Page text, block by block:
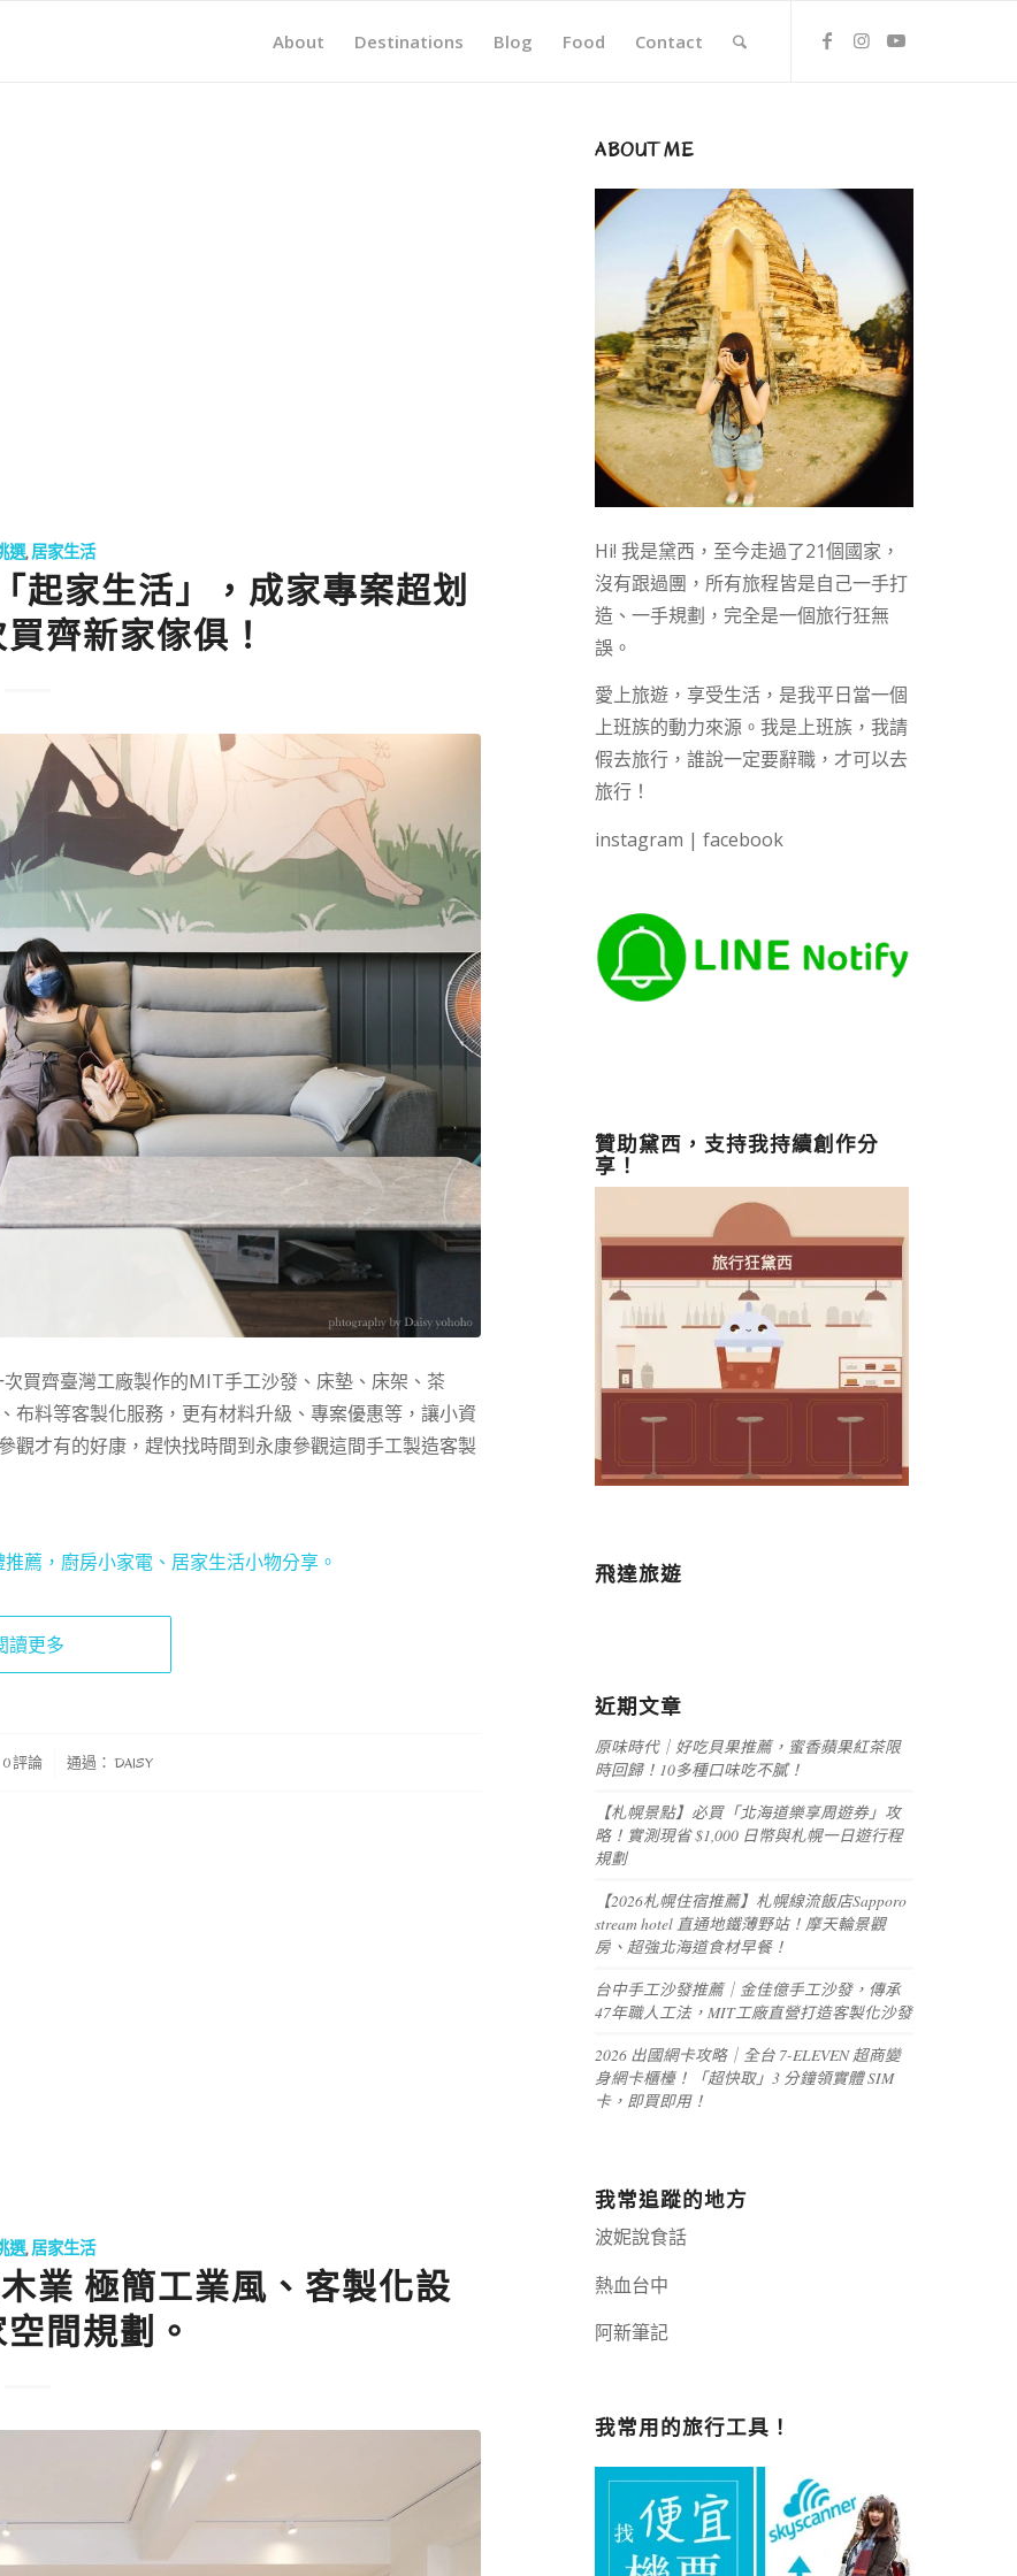
About Destinations Blog Food Contact
選,居家生活
起家生活」，成家專案超划
齊新家傢俱！
次買齊臺灣工廠製作的MIT手工沙發、床墊、床架、茶
布料等客製化服務，更有材料升級、專案優惠等，讓小資
觀才有的好康，趕快找時間到永康參觀這間手工製造客製
薦，廚房小家電、居家生活小物分享。
讀更多
0 評論 通過：DAISY
選,居家生活
業 極簡工業風、客製化設
間規劃。
ABOUT ME
Hi! 我是黛西，至今走過了21個國家，
沒有跟過團，所有旅程皆是自己一手打
造、一手規劃，完全是一個旅行狂無
誤。
愛上旅遊，享受生活，是我平日當一個
上班族的動力來源。我是上班族，我請
假去旅行，誰說一定要辭職，才可以去
旅行！
instagram | facebook
贊助黛西，支持我持續創作分
享！
飛達旅遊
近期文章
原味時代｜好吃貝果推薦，蜜香蘋果紅茶限
時回歸！10多種口味吃不膩！
【札幌景點】必買「北海道樂享周遊券」攻
略！實測現省 $1,000 日幣與札幌一日遊行程
規劃
【2026札幌住宿推薦】札幌線流飯店Sapporo
stream hotel 直通地鐵薄野站！摩天輪景觀
房、超強北海道食材早餐！
台中手工沙發推薦｜金佳億手工沙發，傳承
47年職人工法，MIT工廠直營打造客製化沙發
2026 出國網卡攻略｜全台 7-ELEVEN 超商變
身網卡櫃檯！「超快取」3 分鐘領實體 SIM
卡，即買即用！
我常追蹤的地方
波妮說食話
熱血台中
阿新筆記嘉義+1 | 嘉義加一
我常用的旅行工具！